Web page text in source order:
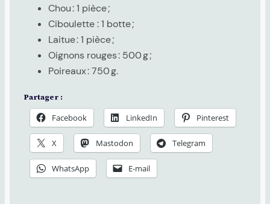
Chou : 1 pièce ;
Ciboulette : 1 botte ;
Laitue : 1 pièce ;
Oignons rouges : 500 g ;
Poireaux : 750 g.
Partager :
Facebook LinkedIn Pinterest
X Mastodon Telegram
WhatsApp E-mail